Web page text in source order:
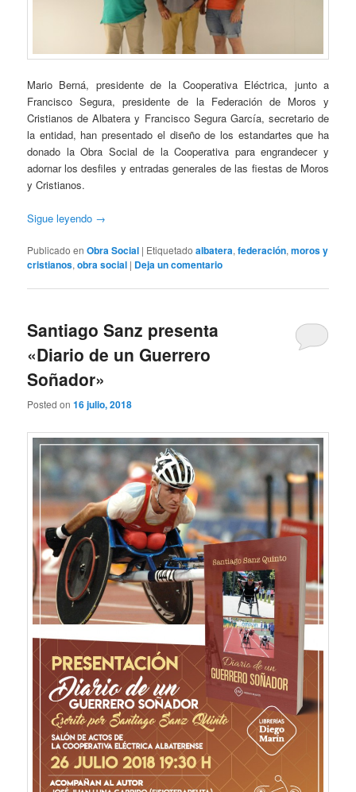
Mario Berná, presidente de la Cooperativa Eléctrica, junto a
Francisco Segura, presidente de la Federación de Moros y
Cristianos de Albatera y Francisco Segura García, secretario de
la entidad, han presentado el diseño de los estandartes que ha
donado la Obra Social de la Cooperativa para engrandecer y
adornar los desfiles y entradas generales de las fiestas de Moros
y Cristianos.
Sigue leyendo →
Publicado en Obra Social | Etiquetado albatera,federación,moros y
cristianos,obra social | Deja un comentario
Santiago Sanz presenta
«Diario de un Guerrero
Soñador»
Posted on16 julio, 2018